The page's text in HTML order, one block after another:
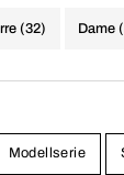
mest hyllede,
1900-tallet var
kroner.
(32) Dame
Modellserie